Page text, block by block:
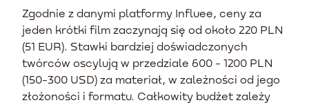
Zgodnie z danymi platformy Influee, ceny za
jeden krótki film zaczynają się od około 220 PLN
(51 EUR). Stawki bardziej doświadczonych
twórców oscylują w przedziale 600 - 1200 PLN
(150-300 USD) za materiał, w zależności od jego
złożoności i formatu. Całkowity budżet zależy